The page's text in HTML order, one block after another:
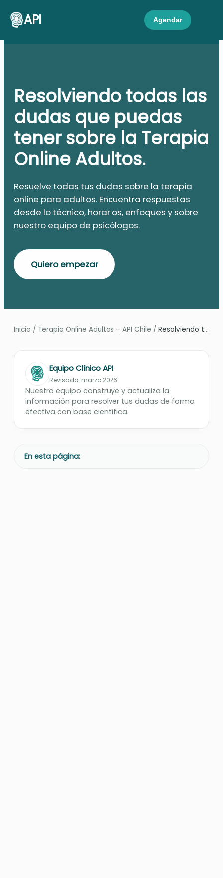
API Agendar
Resolviendo todas las
dudas que puedas
tener sobre la Terapia
Online Adultos.
Resuelve todas tus dudas sobre la terapia
online para adultos. Encuentra respuestas
desde lo técnico, horarios, enfoques y sobre
nuestro equipo de psicólogos.
Quiero empezar
Inicio / Terapia Online Adultos – API Chile / Resolviendo todas las dudas que pueda...
Equipo Clínico API
Revisado: marzo 2026
Nuestro equipo construye y actualiza la
información para resolver tus dudas de forma
efectiva con base científica.
En esta página: